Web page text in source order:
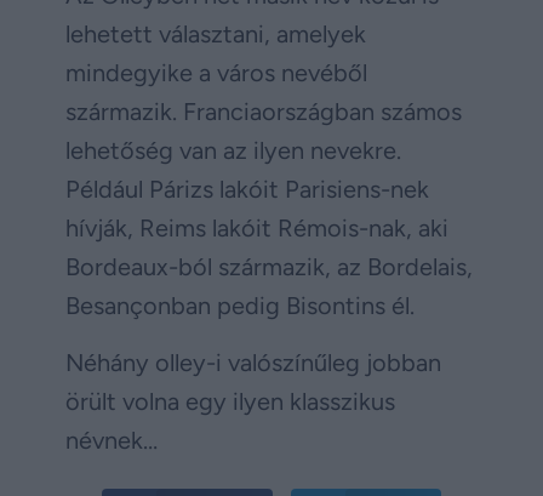
lehetett választani, amelyek
mindegyike a város nevéből
származik. Franciaországban számos
lehetőség van az ilyen nevekre.
Például Párizs lakóit Parisiens-nek
hívják, Reims lakóit Rémois-nak, aki
Bordeaux-ból származik, az Bordelais,
Besançonban pedig Bisontins él.
Néhány olley-i valószínűleg jobban
örült volna egy ilyen klasszikus
névnek…